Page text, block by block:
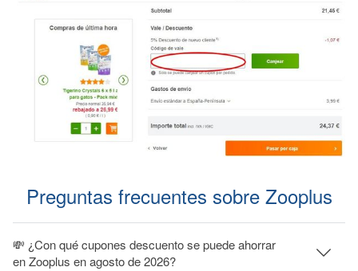
Preguntas frecuentes sobre Zooplus
💸 ¿Con qué cupones descuento se puede ahorrar
en Zooplus en agosto de 2026?